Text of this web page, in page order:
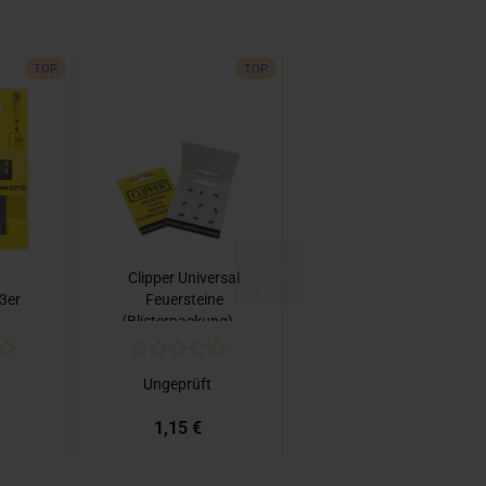
TOP TOP
Clipper Universal
Feuersteine
(Blisterpackung)...
Ungeprüft
1,15 €